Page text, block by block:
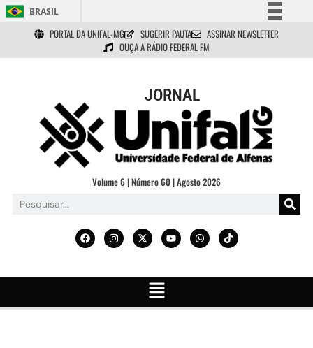
BRASIL
Simplifique!
Comunica BR
Acesso à informação
Legislação
Canais
PORTAL DA UNIFAL-MG SUGERIR PAUTA
ASSINAR NEWSLETTER
OUÇA A RÁDIO FEDERAL FM
JORNAL
Volume 6 | Número 60 | Agosto 2026